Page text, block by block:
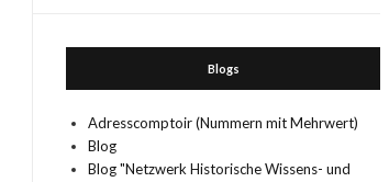
Blogs
Adresscomptoir (Nummern mit Mehrwert)
Blog
Blog "Netzwerk Historische Wissens- und